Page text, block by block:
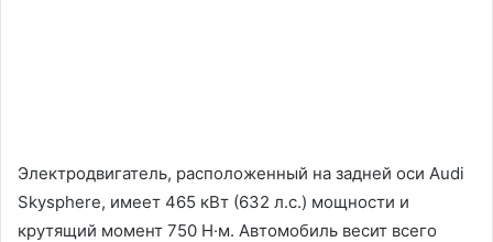
Электродвигатель, расположенный на задней оси Audi
Skysphere, имеет 465 кВт (632 л.с.) мощности и
крутящий момент 750 Н·м. Автомобиль весит всего